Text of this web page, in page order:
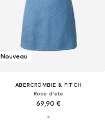
Nouveau
ABERCROMBIE & FITCH
Robe d’été
69,90 €